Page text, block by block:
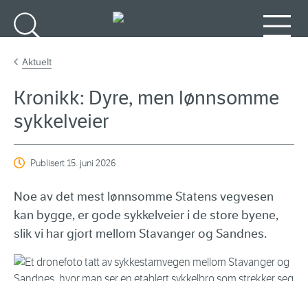
Aktuelt
Kronikk: Dyre, men lønnsomme
sykkelveier
Publisert15. juni 2026
Noe av det mest lønnsomme Statens vegvesen
kan bygge, er gode sykkelveier i de store byene,
slik vi har gjort mellom Stavanger og Sandnes.